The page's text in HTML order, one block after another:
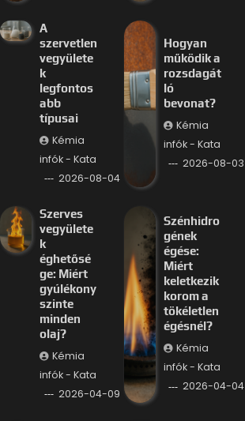
A
szervetlen
vegyülete
k
legfontos
abb
típusai
Kémia
infók - Kata
2026-08-04
Hogyan
működik a
rozsdagát
ló
bevonat?
Kémia
infók - Kata
2026-08-03
Szerves
vegyülete
k
éghetősé
ge: Miért
gyúlékony
szinte
minden
olaj?
Kémia
infók - Kata
2026-04-09
Szénhidro
gének
égése:
Miért
keletkezik
korom a
tökéletlen
égésnél?
Kémia
infók - Kata
2026-04-04